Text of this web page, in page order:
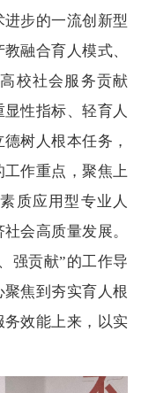
步的一流创新型
融合育人模式、
校社会服务贡献
性指标、轻育人
树人根本任务，
作重点，聚焦上
质应用型专业人
会高质量发展。
强贡献”的工作导
焦到夯实育人根
效能上来，以实